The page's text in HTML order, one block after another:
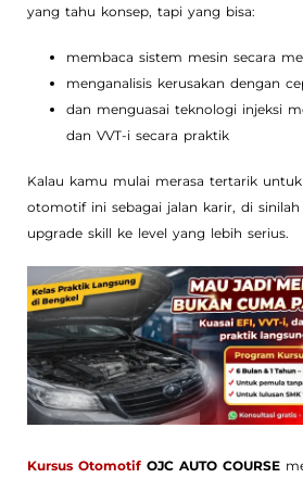
yang tahu konsep, tapi yang bisa:
membaca sistem mesin secara
menganalisis kerusakan dengan
dan menguasai teknologi injeksi
dan VVT-i secara praktik
Kalau kamu mulai merasa tertarik
otomotif ini sebagai jalan karir, di
upgrade skill ke level yang lebih serius.
Kursus Otomotif OJC AUTO COURSE